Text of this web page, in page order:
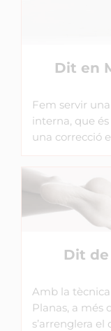
Dit en
Fem servir
interna, que
una correcció
Dit
Amb la
Planas, a més
s’arrenglera